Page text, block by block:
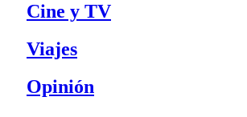
Cine y TV
Viajes
Opinión